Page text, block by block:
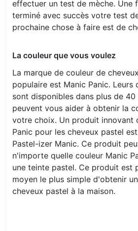
effectuer un test de mèche. Une
terminé avec succès votre test
prochaine chose à faire est de
La couleur que vous voulez
La marque de couleur de
populaire est Manic Panic. Leurs
sont disponibles dans plus de 40
peuvent vous aider à obtenir la
votre choix. Un produit innovant
Panic pour les cheveux pastel
Pastel-izer Manic. Ce produit
n'importe quelle couleur Manic
une teinte pastel. Ce produit est
moyen le plus simple d'obtenir
cheveux pastel à la maison.